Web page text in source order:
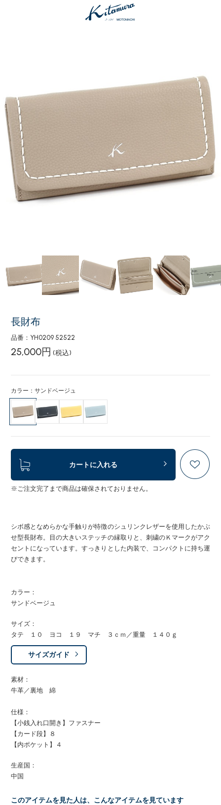
長財布
品番：YH0209 52522
25,000円 (税込)
カラー：サンドベージュ
カートに入れる
※ご注文完了まで商品は確保されておりません。
シボ感となめらかな手触りが特徴のシュリンクレザーを使用したかぶ
せ型長財布。目の大きいステッチの縁取りと、刺繍のＫマークがアク
セントになっています。すっきりとした内装で、コンパクトに持ち運
びできます。
カラー：
サンドベージュ
サイズ：
タテ １０ ヨコ １９ マチ ３ｃｍ／重量 １４０ｇ
サイズガイド
素材：
牛革／裏地 綿
仕様：
【小銭入れ口開き】ファスナー
【カード段】８
【内ポケット】４
生産国：
中国
このアイテムを見た人は、こんなアイテムを見ています